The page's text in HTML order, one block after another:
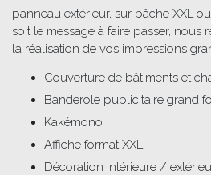
panneau extérieur, sur bâche XXL
soit le message à faire passer, nous
la réalisation de vos impressions
Couverture de bâtiments et
Banderole publicitaire grand
Kakémono
Affiche format XXL
Décoration intérieure /